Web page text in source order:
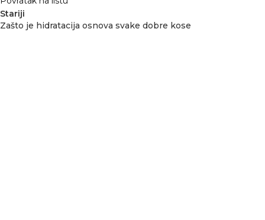
Stariji
Zašto je hidratacija osnova svake dobre kose